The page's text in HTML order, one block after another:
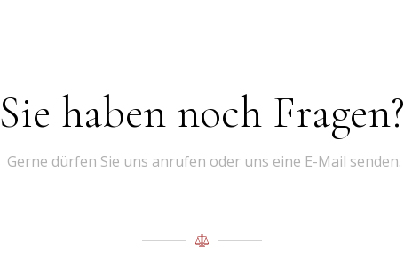
Sie haben noch Fragen?
Gerne dürfen Sie uns anrufen oder uns eine E-Mail senden.